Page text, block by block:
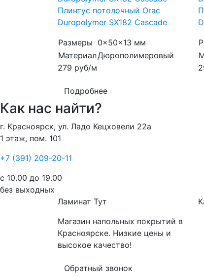
Плинтус потолочный Orac
Duropolymer SX182 Cascade
Размеры 0x50x13 мм
МатериалДюрополимеровый
279 руб/м
Подробнее
Как нас найти?
г. Красноярск, ул. Ладо Кецховели 22а
1 этаж, пом. 101
+7 (391) 209-20-11
с 10.00 до 19.00
без выходных
Ламинат Тут
Магазин напольных покрытий в
Красноярске. Низкие цены и
высокое качество!
Обратный звонок